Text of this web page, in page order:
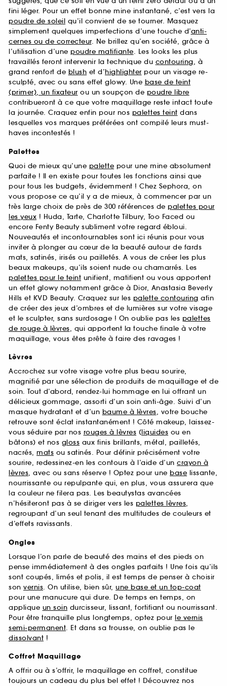
fini léger. Pour un effet bonne mine instantané, c’est vers la
poudre de soleil qu’il convient de se tourner. Masquez
simplement quelques imperfections d’une touche d’anti-
cernes ou de correcteur. Ne brillez qu’en société, grâce à
l’utilisation d’une poudre matifiante. Les looks les plus
travaillés feront intervenir la technique du contouring, à
grand renfort de blush et d’highlighter pour un visage re-
sculpté, avec ou sans effet glowy. Une base de teint
(primer), un fixateur ou un soupçon de poudre libre
contribueront à ce que votre maquillage reste intact toute
la journée. Craquez enfin pour nos palettes teint dans
lesquelles vos marques préférées ont compilé leurs must-
haves incontestés !
Palettes
Quoi de mieux qu’une palette pour une mine absolument
parfaite ! Il en existe pour toutes les fonctions ainsi que
pour tous les budgets, évidemment ! Chez Sephora, on
vous propose ce qu’il y a de mieux, à commencer par un
très large choix de près de 300 références de palettes pour
les yeux ! Huda, Tarte, Charlotte Tilbury, Too Faced ou
encore Fenty Beauty subliment votre regard ébloui.
Nouveautés et incontournables sont ici réunis pour vous
inviter à plonger au cœur de la beauté autour de fards
mats, satinés, irisés ou pailletés. A vous de créer les plus
beaux makeups, qu’ils soient nude ou chamarrés. Les
palettes pour le teint unifient, matifient ou vous apportent
un effet glowy notamment grâce à Dior, Anastasia Beverly
Hills et KVD Beauty. Craquez sur les palette contouring afin
de créer des jeux d’ombres et de lumières sur votre visage
et le sculpter, sans surdosage ! On oublie pas les palettes
de rouge à lèvres, qui apportent la touche finale à votre
maquillage, vous êtes prête à faire des ravages !
Lèvres
Accrochez sur votre visage votre plus beau sourire,
magnifié par une sélection de produits de maquillage et de
soin. Tout d’abord, rendez-lui hommage en lui offrant un
délicieux gommage, assorti d’un soin anti-âge. Suivi d’un
masque hydratant et d’un baume à lèvres, votre bouche
retrouve sont éclat instantanément ! Côté makeup, laissez-
vous séduire par nos rouges à lèvres (liquides ou en
bâtons) et nos gloss aux finis brillants, métal, pailletés,
nacrés, mats ou satinés. Pour définir précisément votre
sourire, redessinez-en les contours à l’aide d’un crayon à
lèvres, avec ou sans réserve ! Optez pour une base lissante,
nourrissante ou repulpante qui, en plus, vous assurera que
la couleur ne filera pas. Les beautystas avancées
n’hésiteront pas à se diriger vers les palettes lèvres,
regroupant d’un seul tenant des multitudes de couleurs et
d’effets ravissants.
Ongles
Lorsque l’on parle de beauté des mains et des pieds on
pense immédiatement à des ongles parfaits ! Une fois qu’ils
sont coupés, limés et polis, il est temps de penser à choisir
son vernis. On utilise, bien sûr, une base et un top-coat
pour une manucure qui dure. De temps en temps, on
applique un soin durcisseur, lissant, fortifiant ou nourrissant.
Pour être tranquille plus longtemps, optez pour le vernis
semi-permanent. Et dans sa trousse, on oublie pas le
dissolvant !
Coffret Maquillage
A offrir ou à s’offrir, le maquillage en coffret, constitue
toujours un cadeau du plus bel effet ! Découvrez nos